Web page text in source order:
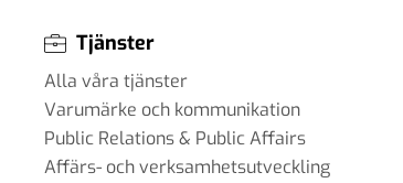
Tjänster
Alla våra tjänster
Varumärke och kommunikation
Public Relations & Public Affairs
Affärs- och verksamhetsutveckling